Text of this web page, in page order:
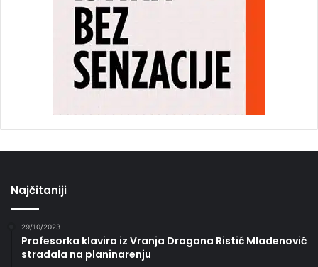
Najčitaniji
29/10/2023
Profesorka klavira iz Vranja Dragana Ristić Mladenović
stradala na planinarenju